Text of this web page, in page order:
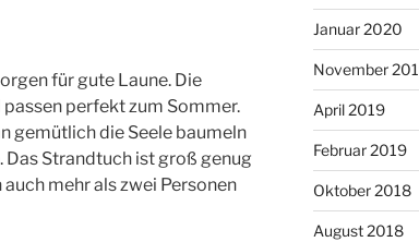
für gute Laune. Die
perfekt zum Sommer.
gemütlich die Seele baumeln
Das Strandtuch ist groß genug
mehr als zwei Personen
Januar 2020
November
April 2019
Februar 2019
Oktober 2018
August 2018